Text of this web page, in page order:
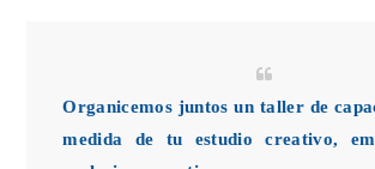
Organicemos juntos un taller de
medida de tu estudio creativo,